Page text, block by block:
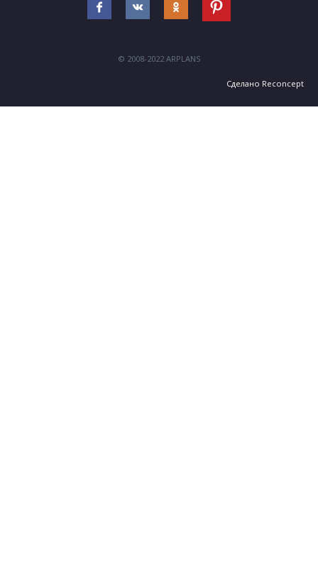
© 2008-2022 ARPLANS
Сделано Reconcept